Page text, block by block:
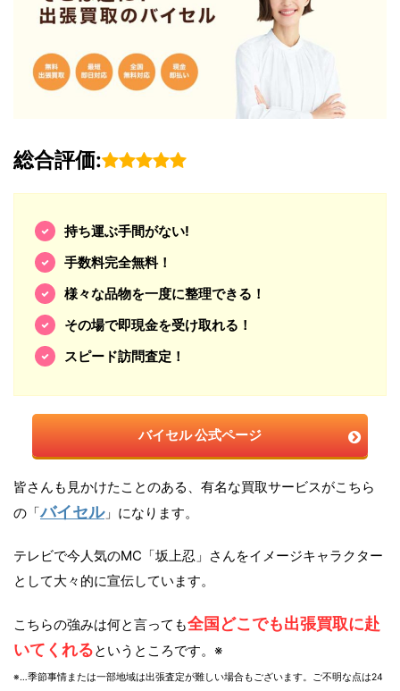
総合評価:
持ち運ぶ手間がない!
手数料完全無料！
様々な品物を一度に整理できる！
その場で即現金を受け取れる！
スピード訪問査定！
バイセル 公式ページ
皆さんも見かけたことのある、有名な買取サービスがこちら
の「バイセル」になります。
テレビで今人気のMC「坂上忍」さんをイメージキャラクター
として大々的に宣伝しています。
こちらの強みは何と言っても全国どこでも出張買取に赴
いてくれるというところです。※
※…季節事情または一部地域は出張査定が難しい場合もございます。ご不明な点は24